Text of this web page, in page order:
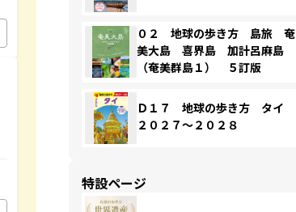
０２ 地球の歩き方 島旅 奄
美大島 喜界島 加計呂麻島
（奄美群島１） ５訂版
Ｄ１７ 地球の歩き方 タイ
２０２７～２０２８
特設ページ